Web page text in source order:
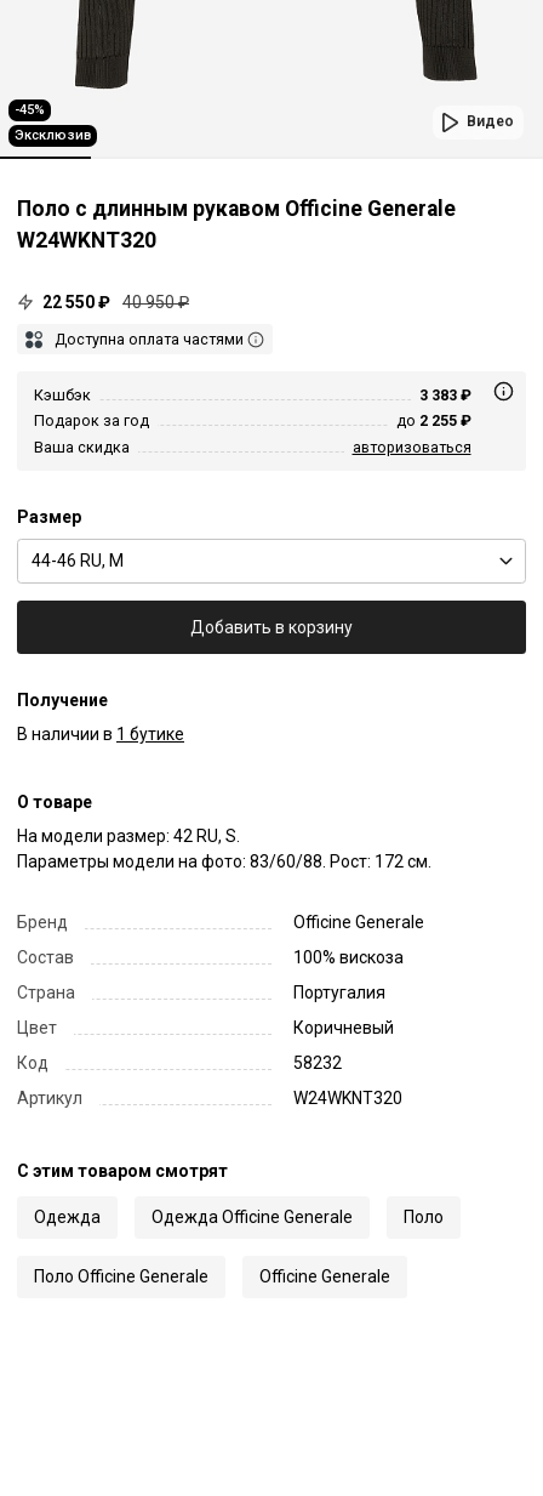
-45%
Эксклюзив
Видео
Поло с длинным рукавом Officine Generale
W24WKNT320
22 550 ₽ 40 950 ₽
Доступна оплата частями
Кэшбэк
3 383 ₽
Подарок за год
до 2 255 ₽
Ваша скидка
авторизоваться
Размер
44-46 RU, M
Добавить в корзину
Получение
В наличии в 1 бутике
О товаре
На модели размер: 42 RU, S.
Параметры модели на фото: 83/60/88. Рост: 172 см.
Бренд
Officine Generale
Состав
100% вискоза
Страна
Португалия
Цвет
Коричневый
Код
58232
Артикул
W24WKNT320
С этим товаром смотрят
Одежда Одежда Officine Generale Поло
Поло Officine Generale Officine Generale